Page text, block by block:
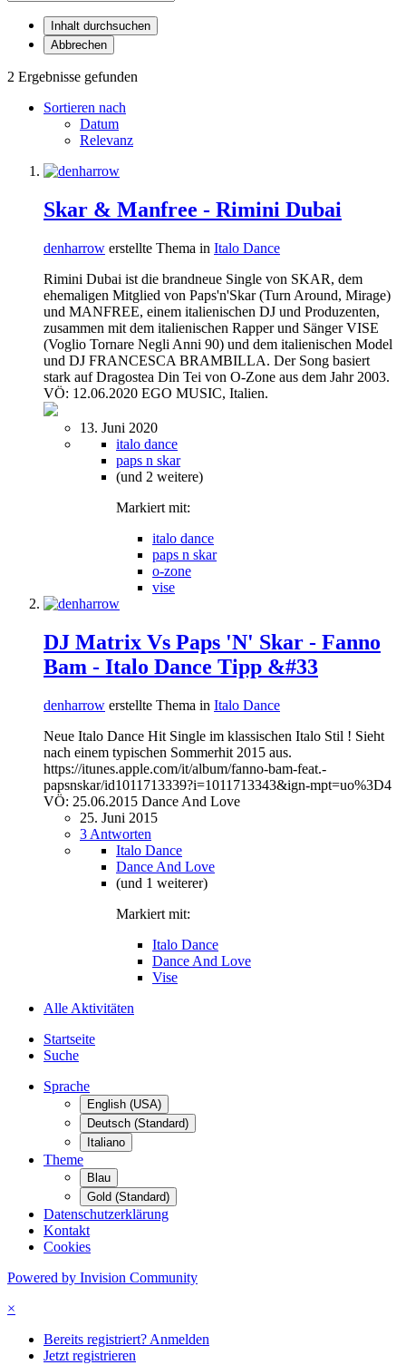
Inhalt durchsuchen
Abbrechen
2 Ergebnisse gefunden
Sortieren nach
Datum
Relevanz
Skar & Manfree - Rimini Dubai
denharrow erstellte Thema in Italo Dance
Rimini Dubai ist die brandneue Single von SKAR, dem
ehemaligen Mitglied von Paps'n'Skar (Turn Around, Mirage)
und MANFREE, einem italienischen DJ und Produzenten,
zusammen mit dem italienischen Rapper und Sänger VISE
(Voglio Tornare Negli Anni 90) und dem italienischen Model
und DJ FRANCESCA BRAMBILLA. Der Song basiert
stark auf Dragostea Din Tei von O-Zone aus dem Jahr 2003.
VÖ: 12.06.2020 EGO MUSIC, Italien.
13. Juni 2020
italo dance
paps n skar
(und 2 weitere)
Markiert mit:
italo dance
paps n skar
o-zone
vise
DJ Matrix Vs Paps 'N' Skar - Fanno
Bam - Italo Dance Tipp &#33
denharrow erstellte Thema in Italo Dance
Neue Italo Dance Hit Single im klassischen Italo Stil ! Sieht
nach einem typischen Sommerhit 2015 aus.
https://itunes.apple.com/it/album/fanno-bam-feat.-
papsnskar/id1011713339?i=1011713343&ign-mpt=uo%3D4
VÖ: 25.06.2015 Dance And Love
25. Juni 2015
3 Antworten
Italo Dance
Dance And Love
(und 1 weiterer)
Markiert mit:
Italo Dance
Dance And Love
Vise
Alle Aktivitäten
Startseite
Suche
Sprache
English (USA)
Deutsch (Standard)
Italiano
Theme
Blau
Gold (Standard)
Datenschutzerklärung
Kontakt
Cookies
Powered by Invision Community
×
Bereits registriert? Anmelden
Jetzt registrieren